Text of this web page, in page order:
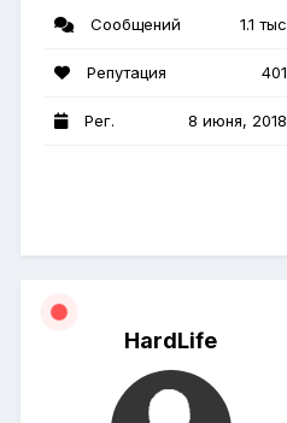
Сообщений 1.1 тыс
Репутация 401
Рег. 8 июня, 2018
HardLife